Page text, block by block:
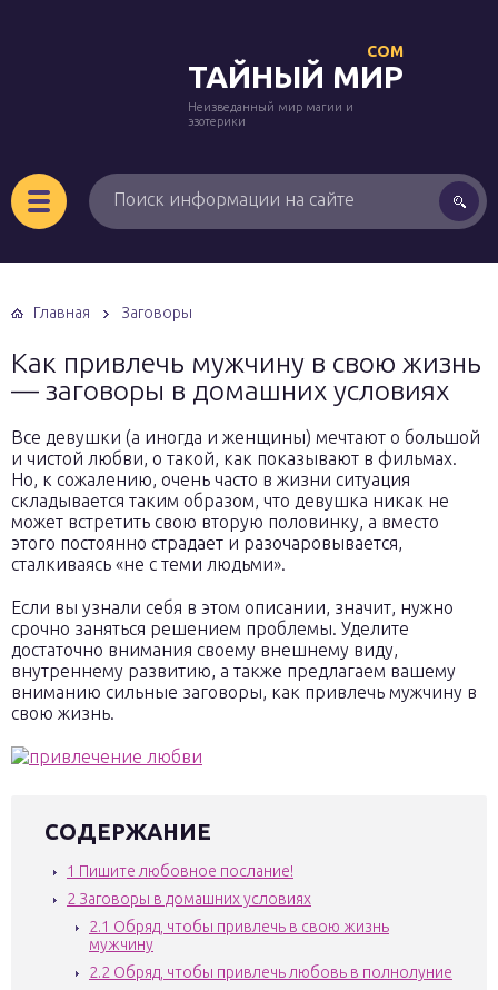
ТАЙНЫЙ МИР
COM
Неизведанный мир магии и
эзотерики
Главная Заговоры
Как привлечь мужчину в свою жизнь
— заговоры в домашних условиях
Все девушки (а иногда и женщины) мечтают о большой
и чистой любви, о такой, как показывают в фильмах.
Но, к сожалению, очень часто в жизни ситуация
складывается таким образом, что девушка никак не
может встретить свою вторую половинку, а вместо
этого постоянно страдает и разочаровывается,
сталкиваясь «не с теми людьми».
Если вы узнали себя в этом описании, значит, нужно
срочно заняться решением проблемы. Уделите
достаточно внимания своему внешнему виду,
внутреннему развитию, а также предлагаем вашему
вниманию сильные заговоры, как привлечь мужчину в
свою жизнь.
СОДЕРЖАНИЕ
1 Пишите любовное послание!
2 Заговоры в домашних условиях
2.1 Обряд, чтобы привлечь в свою жизнь
мужчину
2.2 Обряд, чтобы привлечь любовь в полнолуние